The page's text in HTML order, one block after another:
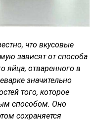
что вкусовые
зависят от способа
яйца, отваренного в
значительно
того, которое
способом. Оно
сохраняется